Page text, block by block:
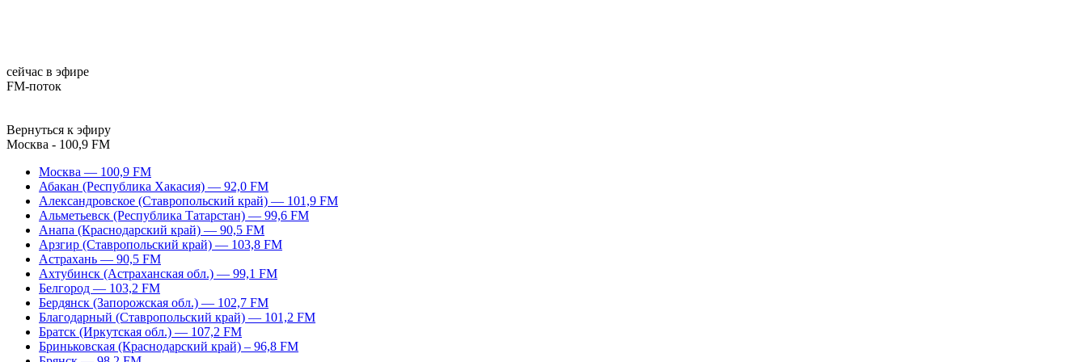
сейчас в эфире
FM-поток
Вернуться к эфиру
Москва - 100,9 FM
Москва — 100,9 FM
Абакан (Республика Хакасия) — 92,0 FM
Александровское (Ставропольский край) — 101,9 FM
Альметьевск (Республика Татарстан) — 99,6 FM
Анапа (Краснодарский край) — 90,5 FM
Арзгир (Ставропольский край) — 103,8 FM
Астрахань — 90,5 FM
Ахтубинск (Астраханская обл.) — 99,1 FM
Белгород — 103,2 FM
Бердянск (Запорожская обл.) — 102,7 FM
Благодарный (Ставропольский край) — 101,2 FM
Братск (Иркутская обл.) — 107,2 FM
Бриньковская (Краснодарский край) – 96,8 FM